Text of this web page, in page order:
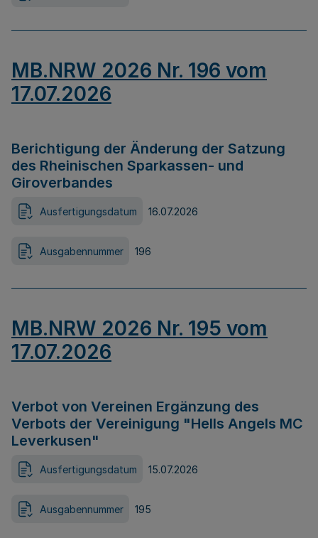
MB.NRW 2026 Nr. 196 vom
17.07.2026
Berichtigung der Änderung der Satzung
des Rheinischen Sparkassen- und
Giroverbandes
Ausfertigungsdatum 16.07.2026
Ausgabennummer 196
MB.NRW 2026 Nr. 195 vom
17.07.2026
Verbot von Vereinen Ergänzung des
Verbots der Vereinigung "Hells Angels MC
Leverkusen"
Ausfertigungsdatum 15.07.2026
Ausgabennummer 195